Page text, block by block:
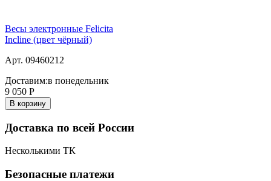
Весы электронные Felicita
Incline (цвет чёрный)
Арт. 09460212
Доставим:в понедельник
9 050 Р
В корзину
Доставка по всей России
Несколькими ТК
Безопасные платежи